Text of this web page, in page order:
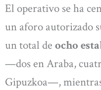
El operativo se ha
un aforo autorizado
un total de ocho
—dos en Araba,
Gipuzkoa—,